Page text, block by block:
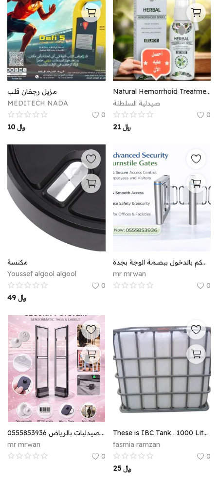
مزيل رجفان قلب
MEDITECH NADA
0
10﷼
Natural Hemorrhoid Treatment Spray — Instant Relief from Pain, Burning, and Swelling
صيدلية السلطنة
0
21﷼
مكنسة
Youssef algool algool
0
49 ﷼
بوابات الكترونية للتحكم بالدخول ببصمة الوجة بجدة
mr mrwan
0
اسعار اجهزة كشف السرقات للمحلات والمتاجر والصيدليات بالرياض 0555853936
mr mrwan
0
These is IBC Tank . 1000 Liter full wash
tasmia ramzan
0
25﷼